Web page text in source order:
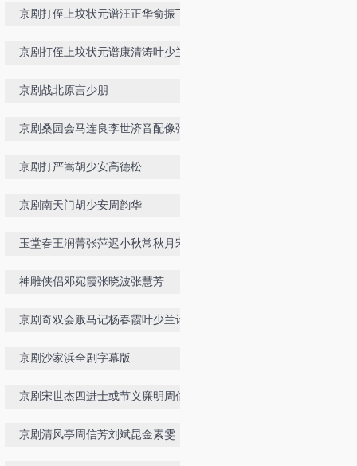
京剧打侄上坟状元谱汪正华俞振飞
京剧打侄上坟状元谱康清涛叶少兰朱
京剧战北原言少朋
京剧桑园会马连良李世济音配像张学
京剧打严嵩胡少安高德松
京剧南天门胡少安周韵华
玉堂春王润菁张萍迟小秋常秋月宋小
神雕侠侣邓宛霞张晓波张慧芳
京剧奇双会贩马记杨春霞叶少兰计振
京剧沙家浜全剧字幕版
京剧宋世杰四进士或节义廉明周信芳
京剧清风亭周信芳刘斌昆金素雯